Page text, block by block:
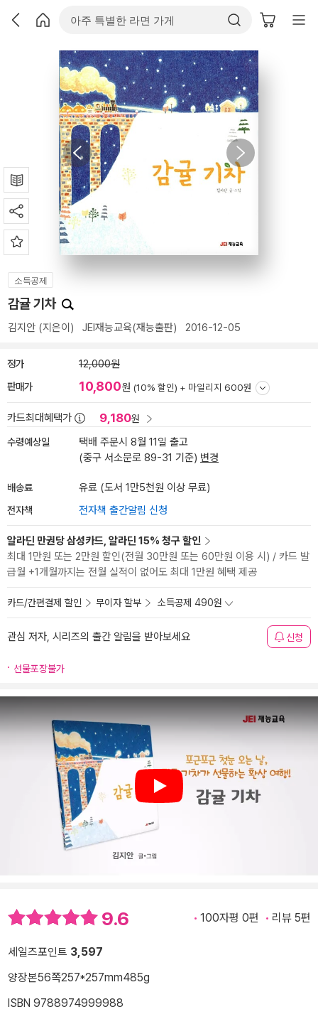
소득공제
감귤 기차
김지안 (지은이) JEI재능교육(재능출판) 2016-12-05
정가 12,000원
판매가 10,800원 (10% 할인) + 마일리지 600원
카드최대혜택가 9,180원
수령예상일
택배 주문시 8월 11일 출고
(중구 서소문로 89-31 기준) 변경
배송료 유료 (도서 1만5천원 이상 무료)
전자책 전자책 출간알림 신청
알라딘 만권당 삼성카드, 알라딘 15% 청구 할인
최대 1만원 또는 2만원 할인(전월 30만원 또는 60만원 이용 시) / 카드 발
급월 +1개월까지는 전월 실적이 없어도 최대 1만원 혜택 제공
카드/간편결제 할인 무이자 할부 소득공제 490원
관심 저자, 시리즈의 출간 알림을 받아보세요 신청
선물포장불가
Play
9.6 100자평 0편 리뷰 5편
세일즈포인트 3,597
양장본56쪽257*257mm485g
ISBN 9788974999988